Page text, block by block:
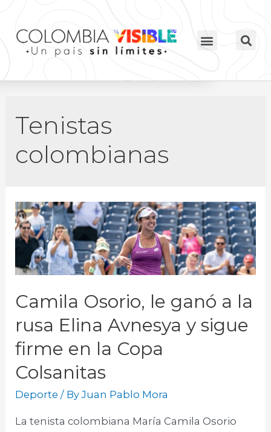
Tenistas
colombianas
Camila Osorio, le ganó a la
rusa Elina Avnesya y sigue
firme en la Copa
Colsanitas
Deporte / ByJuan Pablo Mora
La tenista colombiana María Camila Osorio